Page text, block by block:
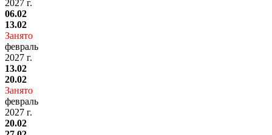
2027 г.
06.02
13.02
Занято
февраль
2027 г.
13.02
20.02
Занято
февраль
2027 г.
20.02